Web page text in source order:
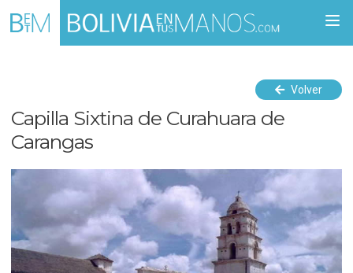
Volver
Capilla Sixtina de Curahuara de
Carangas